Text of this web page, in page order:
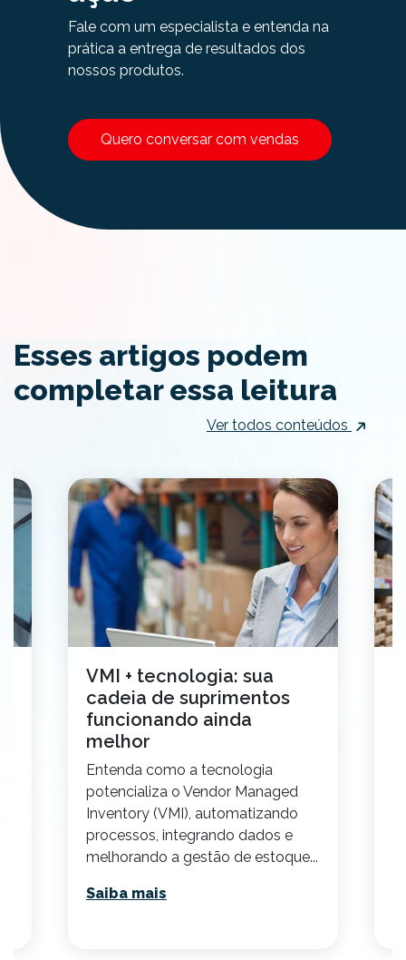
Fale com um especialista e entenda na
prática a entrega de resultados dos
nossos produtos.
Quero conversar com vendas
Esses artigos podem
completar essa leitura
Ver todos conteúdos
VMI + tecnologia: sua
cadeia de suprimentos
funcionando ainda
melhor
Entenda como a tecnologia
potencializa o Vendor Managed
Inventory (VMI), automatizando
processos, integrando dados e
melhorando a gestão de estoque...
Saiba mais